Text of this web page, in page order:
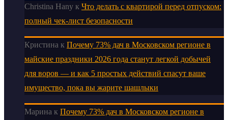
Christina Hany к Что делать с квартирой перед отпуском:
полный чек-лист безопасности
Кристина к Почему 73% дач в Московском регионе в
майские праздники 2026 года станут легкой добычей
для воров — и как 5 простых действий спасут ваше
имущество, пока вы жарите шашлыки
Марина к Почему 73% дач в Московском регионе в